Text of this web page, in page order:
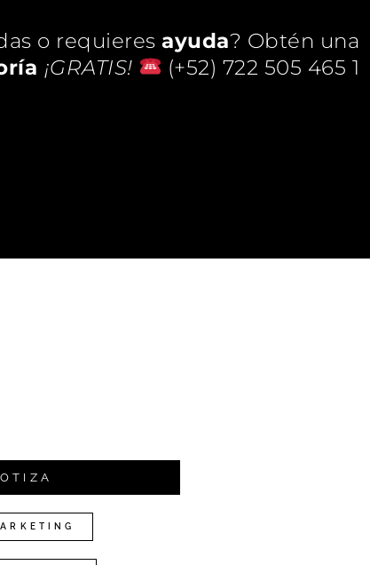
o requieresayuda? Obtén una
¡GRATIS! (+52) 722 505 465 1